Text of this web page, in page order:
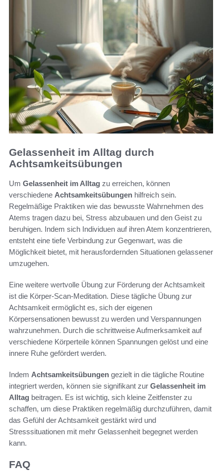
Gelassenheit im Alltag durch
Achtsamkeitsübungen
Um Gelassenheit im Alltag zu erreichen, können
verschiedene Achtsamkeitsübungen hilfreich sein.
Regelmäßige Praktiken wie das bewusste Wahrnehmen des
Atems tragen dazu bei, Stress abzubauen und den Geist zu
beruhigen. Indem sich Individuen auf ihren Atem konzentrieren,
entsteht eine tiefe Verbindung zur Gegenwart, was die
Möglichkeit bietet, mit herausfordernden Situationen gelassener
umzugehen.
Eine weitere wertvolle Übung zur Förderung der Achtsamkeit
ist die Körper-Scan-Meditation. Diese tägliche Übung zur
Achtsamkeit ermöglicht es, sich der eigenen
Körpersensationen bewusst zu werden und Verspannungen
wahrzunehmen. Durch die schrittweise Aufmerksamkeit auf
verschiedene Körperteile können Spannungen gelöst und eine
innere Ruhe gefördert werden.
Indem Achtsamkeitsübungen gezielt in die tägliche Routine
integriert werden, können sie signifikant zur Gelassenheit im
Alltag beitragen. Es ist wichtig, sich kleine Zeitfenster zu
schaffen, um diese Praktiken regelmäßig durchzuführen, damit
das Gefühl der Achtsamkeit gestärkt wird und
Stresssituationen mit mehr Gelassenheit begegnet werden
kann.
FAQ